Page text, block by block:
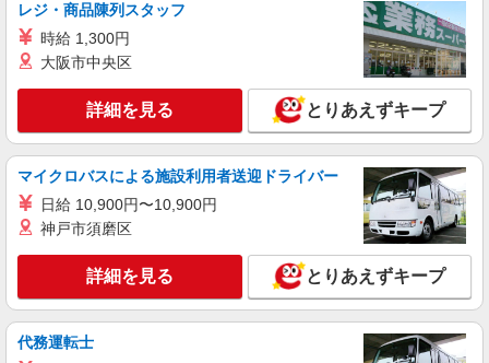
通勤OK マイカー通勤の場合ご自身で駐車場を
契約いただく必要があります。 （近隣パーキン
キープ 詳細を見る
今井明飾株式会社
一般事務・総務事務
月給：18万円〜27万円（試用期間：3ヶ月〜6
ヶ月） ※試用期間3ヶ月は基本給のみ支給本採用
後以下の手当加算 手当：仕事給：0〜5
万円・調整給：0〜4万円・皆勤手当：基本給3/23
賞与：年2回 賞与金額1万円〜18万円
昨年実績 昇給：年1回 昨年実績1万円
交通費：実費支給上限5万円
大阪府堺市西区築港新町 ※バス下車目の前で
す ※南海本線 石津川駅 バス乗車
キープ 詳細を見る
レジ・商品陳列スタッフ
時給 1,300円
大阪市中央区
詳細を見る とりあえずキープ
マイクロバスによる施設利用者送迎ドライバー
日給 10,900円〜10,900円
神戸市須磨区
詳細を見る とりあえずキープ
代務運転士